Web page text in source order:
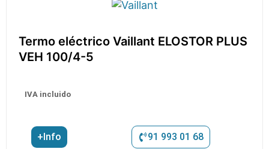
Termo eléctrico Vaillant ELOSTOR PLUS
VEH 100/4-5
IVA incluido
+Info 91 993 01 68